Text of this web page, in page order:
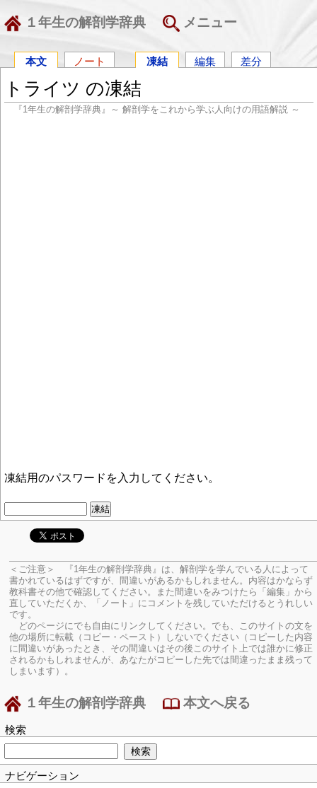
１年生の解剖学辞典 メニュー
本文 ノート 凍結 編集 差分
トライツ の凍結
『1年生の解剖学辞典』～ 解剖学をこれから学ぶ人向けの用語解説 ～
凍結用のパスワードを入力してください。
＜ご注意＞ 『1年生の解剖学辞典』は、解剖学を学んでいる人によって
書かれているはずですが、間違いがあるかもしれません。内容はかならず
教科書その他で確認してください。
また間違いをみつけたら「編集」から
直していただくか、「ノート」にコメントを残していただけるとうれしい
です。
どのページにでも自由にリンクしてください。でも、このサイトの文を
他の場所に転載（コピー・ペースト）しないでください（コピーした内容
に間違いがあったとき、その間違いはその後このサイト上では誰かに修正
されるかもしれませんが、あなたがコピーした先では間違ったまま残って
しまいます）。
１年生の解剖学辞典 本文へ戻る
検索
ナビゲーション